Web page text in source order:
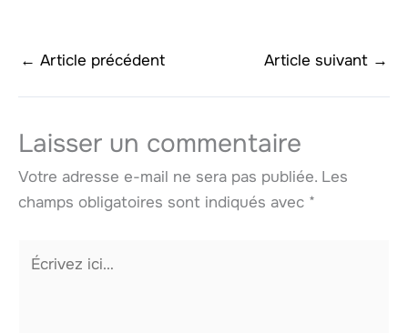
← Article précédent Article suivant →
Laisser un commentaire
Votre adresse e-mail ne sera pas publiée. Les
champs obligatoires sont indiqués avec *
Écrivez
ici…